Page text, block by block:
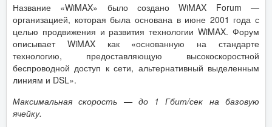
Название «WiMAX» было создано WiMAX Forum —
организацией, которая была основана в июне 2001 года с
целью продвижения и развития технологии WiMAX. Форум
описывает WiMAX как «основанную на стандарте
технологию, предоставляющую высокоскоростной
беспроводной доступ к сети, альтернативный выделенным
линиям и DSL».
Максимальная скорость — до 1 Гбит/сек на базовую
ячейку.